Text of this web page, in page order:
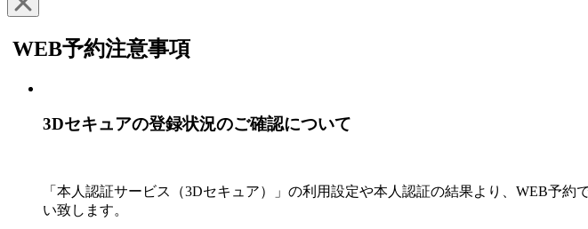
WEB予約注意事項
3Dセキュアの登録状況のご確認について
「本人認証サービス（3Dセキュア）」の利用設定や本人認証の結果より、WEB予
い致します。